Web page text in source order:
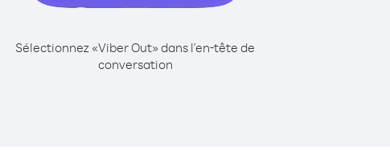
Sélectionnez «Viber Out» dans l'en-tête de
conversation